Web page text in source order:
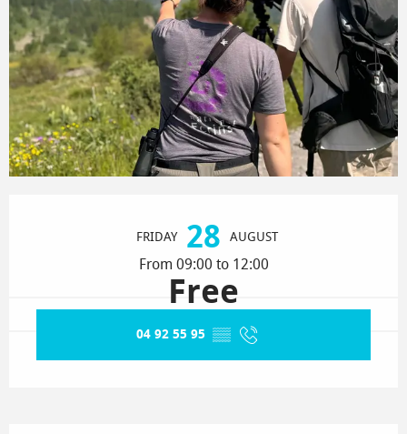
FRIDAY 28 AUGUST
From 09:00 to 12:00
Free
04 92 55 95 ▒▒